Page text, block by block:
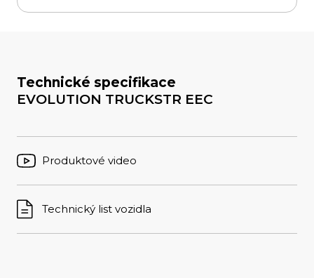
Technické specifikace
EVOLUTION TRUCKSTR EEC
Produktové video
Technický list vozidla